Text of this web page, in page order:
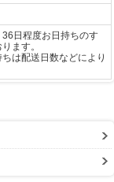
日程度お日持ちのす
ます。
は配送日数などにより